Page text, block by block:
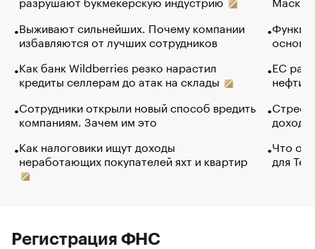
Выживают сильнейших. Почему компании
избавляются от лучших сотрудников
Как банк Wildberries резко нарастил
кредиты селлерам до атак на склады
Сотрудники открыли новый способ вредить
компаниям. Зачем им это
Как налоговики ищут доходы
неработающих покупателей яхт и квартир
основ
ЕС
нефти
Что
для
Регистрация ФНС